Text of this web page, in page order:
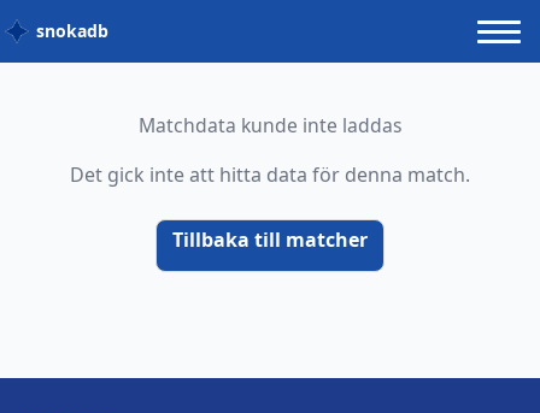
snokadb
Matchdata kunde inte laddas
Det gick inte att hitta data för denna match.
Tillbaka till matcher